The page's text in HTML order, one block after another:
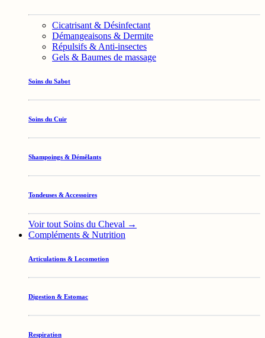
Cicatrisant & Désinfectant
Démangeaisons & Dermite
Répulsifs & Anti-insectes
Gels & Baumes de massage
Soins du Sabot
Soins du Cuir
Shampoings & Démêlants
Tondeuses & Accessoires
Voir tout Soins du Cheval →
Compléments & Nutrition
Articulations & Locomotion
Digestion & Estomac
Respiration